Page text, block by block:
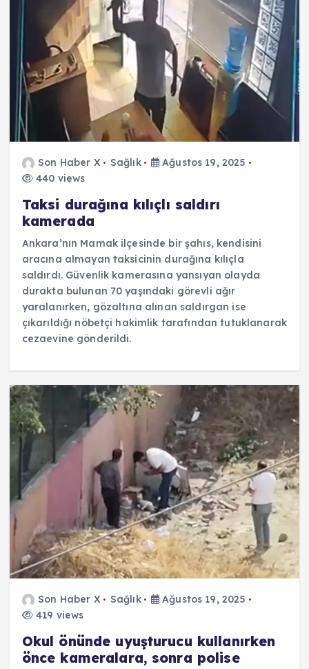
Son Haber X Sağlık
Ağustos 19, 2025
440 views
Taksi durağına kılıçlı saldırı
kamerada
Ankara’nın Mamak ilçesinde bir şahıs, kendisini
aracına almayan taksicinin durağına kılıçla
saldırdı. Güvenlik kamerasına yansıyan olayda
durakta bulunan 70 yaşındaki görevli ağır
yaralanırken, gözaltına alınan saldırgan ise
çıkarıldığı nöbetçi hakimlik tarafından tutuklanarak
cezaevine gönderildi.
Son Haber X Sağlık
Ağustos 19, 2025
419 views
Okul önünde uyuşturucu kullanırken
önce kameralara, sonra polise